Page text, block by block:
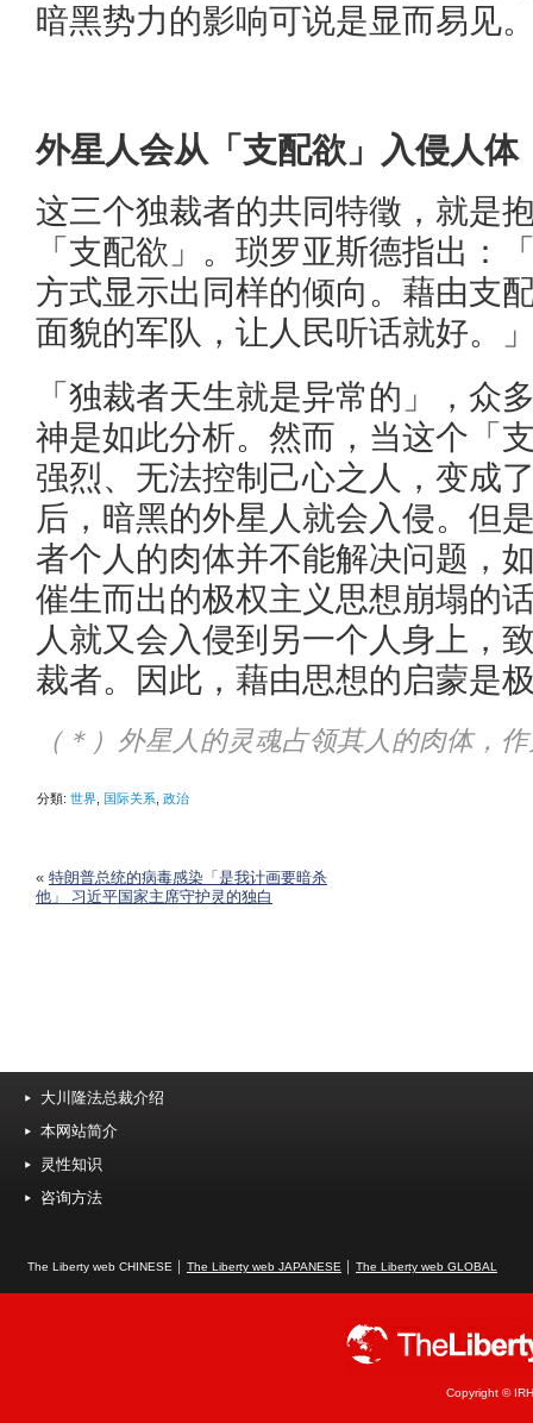
暗黑势力的影响可说是显而易见
外星人会从「支配欲」入侵人体
这三个独裁者的共同特徵，就是
「支配欲」。琐罗亚斯德指出：
方式显示出同样的倾向。藉由支
面貌的军队，让人民听话就好。
「独裁者天生就是异常的」，众
神是如此分析。然而，当这个「
强烈、无法控制己心之人，变成
后，暗黑的外星人就会入侵。但
者个人的肉体并不能解决问题，
催生而出的极权主义思想崩塌的
人就又会入侵到另一个人身上，
裁者。因此，藉由思想的启蒙是
（＊）外星人的灵魂占领其人的肉体，
分類: 世界 国际关系 政治
« 特朗普总统的病毒感染「是我计画要暗杀
他」 习近平国家主席守护灵的独白
大川隆法总裁介绍
本网站简介
灵性知识
咨询方法
The Liberty web CHINESE │ The Liberty web JAPANESE The Liberty web GLOBAL
Copyright ©